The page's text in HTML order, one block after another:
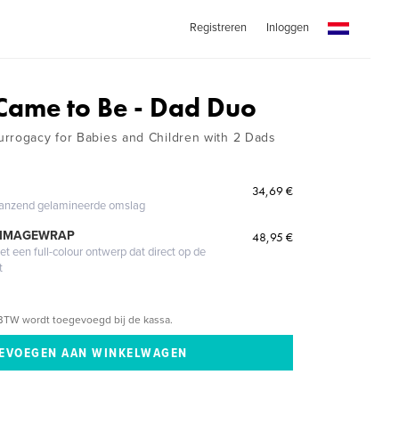
Registreren Inloggen
to Be - Dad Duo
for Babies and Children with 2 Dads
gelamineerde omslag
34,69 €
een full-colour ontwerp dat direct op de
48,95 €
wordt toegevoegd bij de kassa.